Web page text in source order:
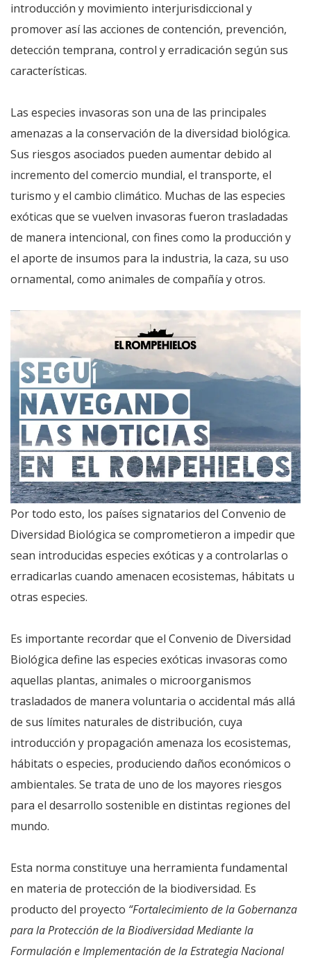
introducción y movimiento interjurisdiccional y
promover así las acciones de contención, prevención,
detección temprana, control y erradicación según sus
características.
Las especies invasoras son una de las principales
amenazas a la conservación de la diversidad biológica.
Sus riesgos asociados pueden aumentar debido al
incremento del comercio mundial, el transporte, el
turismo y el cambio climático. Muchas de las especies
exóticas que se vuelven invasoras fueron trasladadas
de manera intencional, con fines como la producción y
el aporte de insumos para la industria, la caza, su uso
ornamental, como animales de compañía y otros.
Por todo esto, los países signatarios del Convenio de
Diversidad Biológica se comprometieron a impedir que
sean introducidas especies exóticas y a controlarlas o
erradicarlas cuando amenacen ecosistemas, hábitats u
otras especies.
Es importante recordar que el Convenio de Diversidad
Biológica define las especies exóticas invasoras como
aquellas plantas, animales o microorganismos
trasladados de manera voluntaria o accidental más allá
de sus límites naturales de distribución, cuya
introducción y propagación amenaza los ecosistemas,
hábitats o especies, produciendo daños económicos o
ambientales. Se trata de uno de los mayores riesgos
para el desarrollo sostenible en distintas regiones del
mundo.
Esta norma constituye una herramienta fundamental
en materia de protección de la biodiversidad. Es
producto del proyecto “Fortalecimiento de la Gobernanza
para la Protección de la Biodiversidad Mediante la
Formulación e Implementación de la Estrategia Nacional